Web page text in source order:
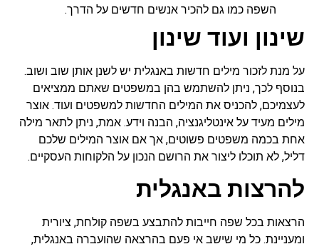
השפה כמו גם להכיר אנשים חדשים על הדרך.
שינון ועוד שינון
על מנת לזכור מילים חדשות באנגלית יש לשנן אותן שוב ושוב.
בנוסף לכך, ניתן להשתמש בהן במשפטים שאתם ממציאים
לעצמיכם, להכניס את המילים החדשות למשפטים ועוד. אוצר
מילים מעיד על אינטליגנציה, הבנה וידע. אמת, ניתן לתאר מילה
אחת בכמה משפטים פשוטים, אך אם אוצר המילים שלכם
דליל, לא תוכלו ליצור את הרושם הנכון על הלקוחות העסקיים.
להרצות באנגלית
הרצאות בכל שפה חייבות להתבצע בשפה קולחת, ציורית
ומעניינת. כל מי שישב אי פעם בהרצאה שהועברה באנגלית,